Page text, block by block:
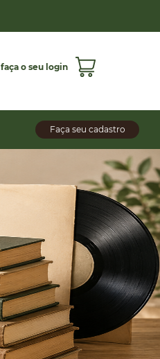
faça o seu login
Faça seu cadastro